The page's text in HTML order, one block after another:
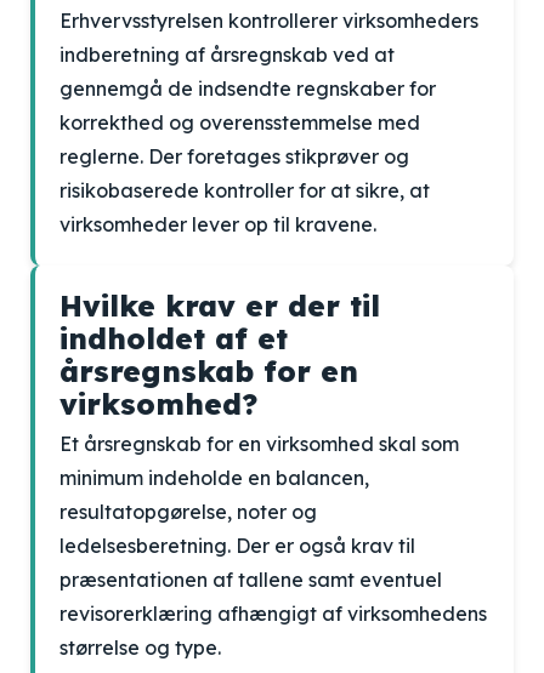
Erhvervsstyrelsen kontrollerer virksomheders
indberetning af årsregnskab ved at
gennemgå de indsendte regnskaber for
korrekthed og overensstemmelse med
reglerne. Der foretages stikprøver og
risikobaserede kontroller for at sikre, at
virksomheder lever op til kravene.
Hvilke krav er der til
indholdet af et
årsregnskab for en
virksomhed?
Et årsregnskab for en virksomhed skal som
minimum indeholde en balancen,
resultatopgørelse, noter og
ledelsesberetning. Der er også krav til
præsentationen af tallene samt eventuel
revisorerklæring afhængigt af virksomhedens
størrelse og type.